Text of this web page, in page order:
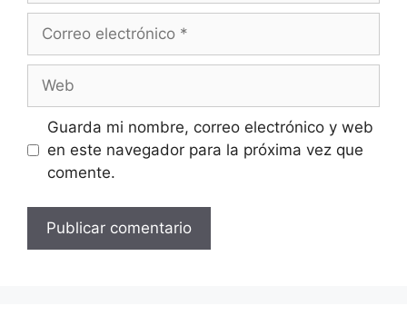
electrónico
Guarda mi nombre, correo electrónico y web
en este navegador para la próxima vez que
comente.